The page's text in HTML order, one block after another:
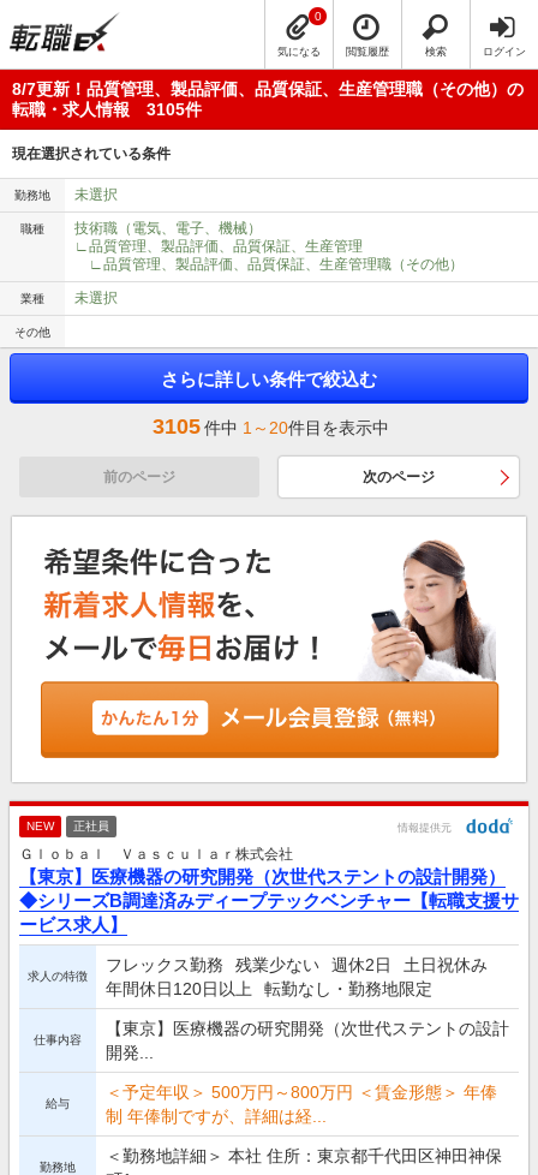
気になる
0
閲覧履歴 検索 ログイン
8/7更新！品質管理、製品評価、品質保証、生産管理職（その他）の
転職・求人情報 3105件
現在選択されている条件
勤務地 未選択
職種
技術職（電気、電子、機械）
∟品質管理、製品評価、品質保証、生産管理
∟品質管理、製品評価、品質保証、生産管理職（その他）
業種 未選択
その他
さらに詳しい条件で絞込む
3105件中 1～20件目を表示中
前のページ 次のページ
NEW 正社員 情報提供元
Ｇｌｏｂａｌ Ｖａｓｃｕｌａｒ株式会社
【東京】医療機器の研究開発（次世代ステントの設計開発）
◆シリーズB調達済みディープテックベンチャー【転職支援サ
ービス求人】
求人の特徴
フレックス勤務 残業少ない 週休2日
土日祝休み
年間休日120日以上
転勤なし・勤務地限定
仕事内容
【東京】医療機器の研究開発（次世代ステントの設計
開発...
給与
＜予定年収＞ 500万円～800万円 ＜賃金形態＞ 年俸
制 年俸制ですが、詳細は経...
勤務地
＜勤務地詳細＞ 本社 住所：東京都千代田区神田神保